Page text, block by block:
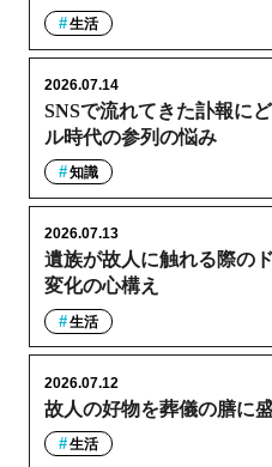
生活
SNSで流れてきた訃報に
ル時代の参列の悩み
2026.07.14
知識
遺族が故人に触れる際の
変化の心構え
2026.07.13
生活
故人の好物を葬儀の膳に
2026.07.12
生活